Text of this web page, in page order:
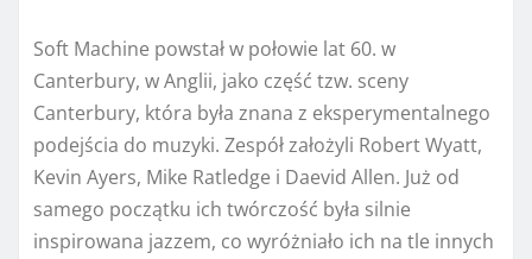
Soft Machine powstał w połowie lat 60. w
Canterbury, w Anglii, jako część tzw. sceny
Canterbury, która była znana z eksperymentalnego
podejścia do muzyki. Zespół założyli Robert Wyatt,
Kevin Ayers, Mike Ratledge i Daevid Allen. Już od
samego początku ich twórczość była silnie
inspirowana jazzem, co wyróżniało ich na tle innych